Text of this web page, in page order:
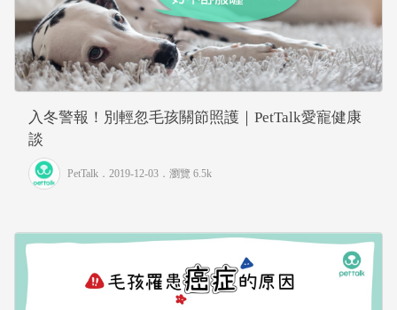
入冬警報！別輕忽毛孩關節照護｜PetTalk愛寵健康
談
PetTalk ．2019-12-03． 瀏覽 6.5k